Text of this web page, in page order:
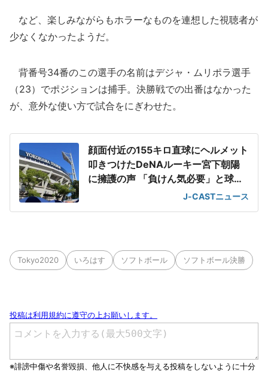
など、楽しみながらもホラーなものを連想した視聴者が
少なくなかったようだ。
背番号34番のこの選手の名前はデジャ・ムリポラ選手
（23）でポジションは捕手。決勝戦での出番はなかった
が、意外な使い方で試合をにぎわせた。
顔面付近の155キロ直球にヘルメット
叩きつけたDeNAルーキー宮下朝陽
に擁護の声 「負けん気必要」と球団
J-CASTニュース
Tokyo2020 いろはす ソフトボール ソフトボール決勝